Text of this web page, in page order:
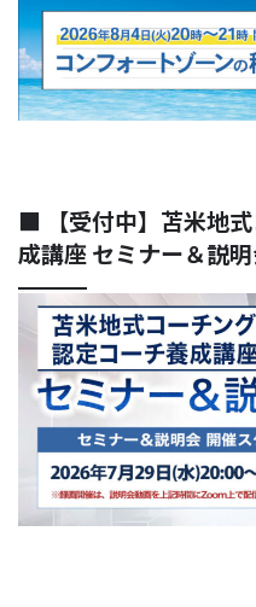
■ 【受付中】苫米地
成講座 セミナー＆説